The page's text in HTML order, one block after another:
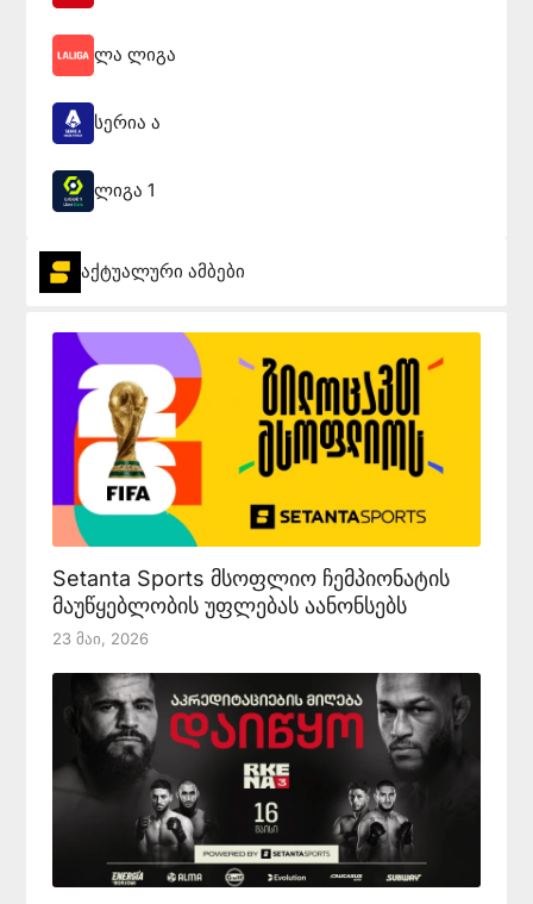
ლა ლიგა
სერია ა
ლიგა 1
აქტუალური ამბები
Setanta Sports მსოფლიო ჩემპიონატის
მაუწყებლობის უფლებას აანონსებს
23 Მაი, 2026